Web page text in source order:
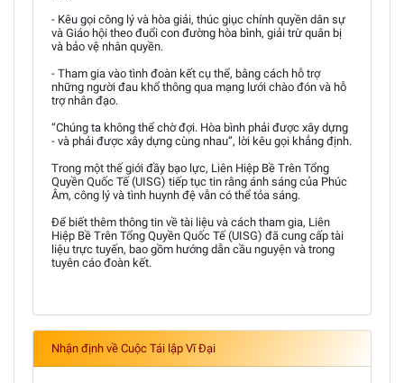
- Kêu gọi công lý và hòa giải, thúc giục chính quyền dân sự
và Giáo hội theo đuổi con đường hòa bình, giải trừ quân bị
và bảo vệ nhân quyền.
- Tham gia vào tình đoàn kết cụ thể, bằng cách hỗ trợ
những người đau khổ thông qua mạng lưới chào đón và hỗ
trợ nhân đạo.
“Chúng ta không thể chờ đợi. Hòa bình phải được xây dựng
- và phải được xây dựng cùng nhau”, lời kêu gọi khẳng định.
Trong một thế giới đầy bạo lực, Liên Hiệp Bề Trên Tổng
Quyền Quốc Tế (UISG) tiếp tục tin rằng ánh sáng của Phúc
Âm, công lý và tình huynh đệ vẫn có thể tỏa sáng.
Để biết thêm thông tin về tài liệu và cách tham gia, Liên
Hiệp Bề Trên Tổng Quyền Quốc Tế (UISG) đã cung cấp tài
liệu trực tuyến, bao gồm hướng dẫn cầu nguyện và trong
tuyên cáo đoàn kết.
Nhận định về Cuộc Tái lập Vĩ Đại